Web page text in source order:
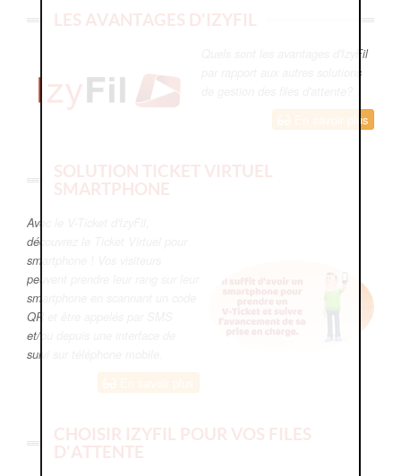
LES AVANTAGES D'IZYFIL
Quels sont les avantages d'IzyFil
par rapport aux autres solutions
En savoir plus
SOLUTION TICKET VIRTUEL
SMARTPHONE
Avec le V-Ticket d'IzyFil,
découvrez le Ticket Virtuel pour
smartphone ! Vos visiteurs
peuvent prendre leur rang sur leur
smartphone en scannant un code
QR et être appelés par SMS
et/ou depuis une interface de
suivi sur téléphone mobile.
CHOISIR IZYFIL POUR VOS FILES
D'ATTENTE